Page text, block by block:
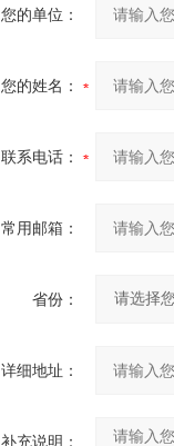
您的单位：
您的姓名：
联系电话：
常用邮箱：
省份：
详细地址：
补充说明：